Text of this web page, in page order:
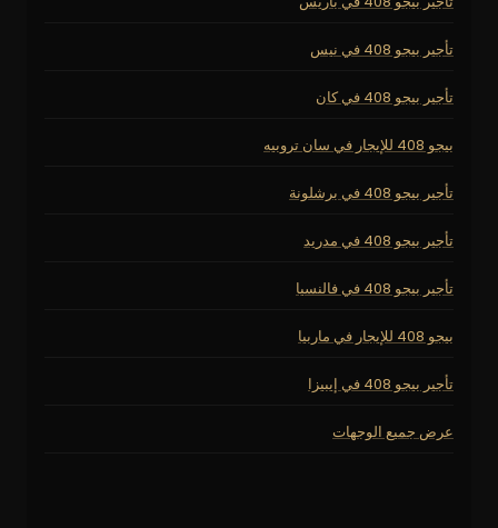
تأجير بيجو 408 في نيس
تأجير بيجو 408 في كان
بيجو 408 للإيجار في سان تروبيه
تأجير بيجو 408 في برشلونة
تأجير بيجو 408 في مدريد
تأجير بيجو 408 في فالنسيا
بيجو 408 للإيجار في ماربيا
تأجير بيجو 408 في إيبيزا
عرض جميع الوجهات